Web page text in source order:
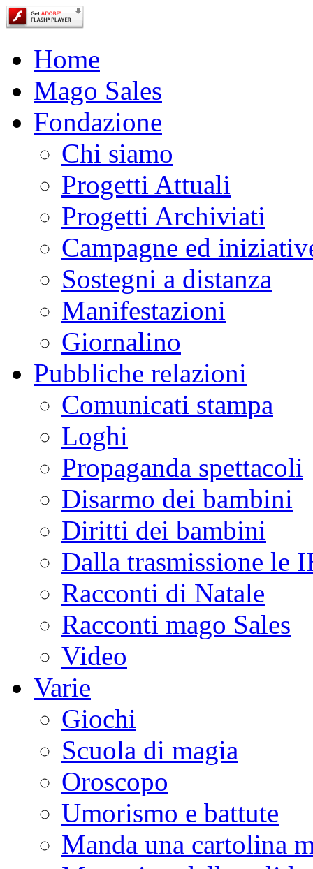
Home
Mago Sales
Fondazione
Chi siamo
Progetti Attuali
Progetti Archiviati
Campagne ed
Sostegni a distanza
Manifestazioni
Giornalino
Pubbliche relazioni
Comunicati stampa
Loghi
Propaganda spettacoli
Disarmo dei bambini
Diritti dei bambini
Dalla trasmissione le
Racconti di Natale
Racconti mago Sales
Video
Varie
Giochi
Scuola di magia
Oroscopo
Umorismo e battute
Manda una cartolina